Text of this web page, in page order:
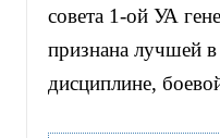
совета 1-ой УА
признана лучшей
дисциплине,